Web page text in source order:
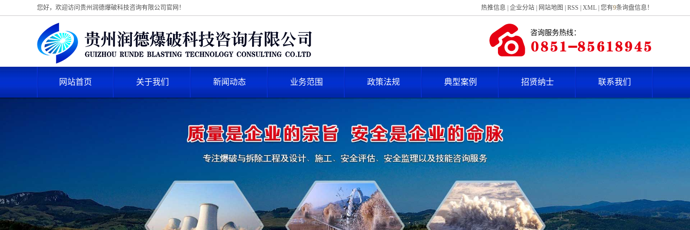
您好，欢迎访问贵州润德爆破科技咨询有限公司官网！ 热推信息 企业分站 网站地图 RSS XML 您有9条询盘信息！
咨询服务热线：
网站首页 关于我们 新闻动态 业务范围 政策法规 典型案例 招贤纳士 联系我们